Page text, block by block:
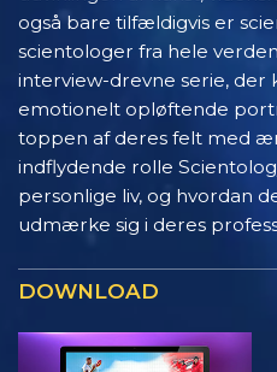
også bare tilfældigvis er
scientologer fra hele
interview-drevne serie,
emotionelt opløftende
toppen af deres felt med
indflydende rolle
personlige liv, og hvordan
udmærke sig i deres
DOWNLOAD